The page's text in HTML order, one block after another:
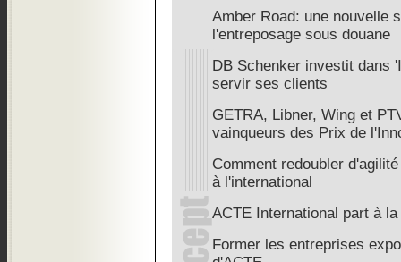
Amber Road: une nouvelle
l'entreposage sous douane
DB Schenker investit dans
servir ses clients
GETRA, Libner, Wing et
vainqueurs des Prix de
Comment redoubler
à l'international
ACTE International part à
Former les entreprises